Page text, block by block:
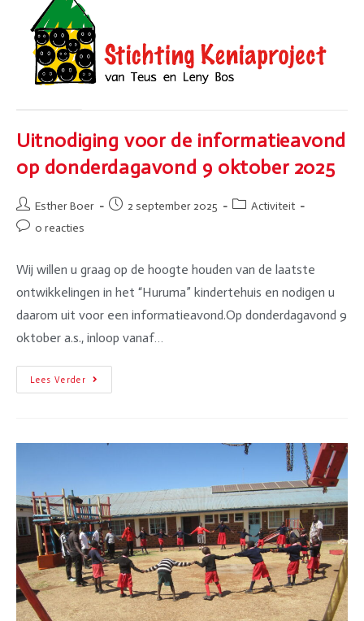
Uitnodiging voor de informatieavond
op donderdagavond 9 oktober 2025
Esther Boer 2 september 2025
Activiteit
0 reacties
Wij willen u graag op de hoogte houden van de laatste
ontwikkelingen in het “Huruma” kindertehuis en nodigen u
daarom uit voor een informatieavond.Op donderdagavond 9
oktober a.s., inloop vanaf…
Lees Verder